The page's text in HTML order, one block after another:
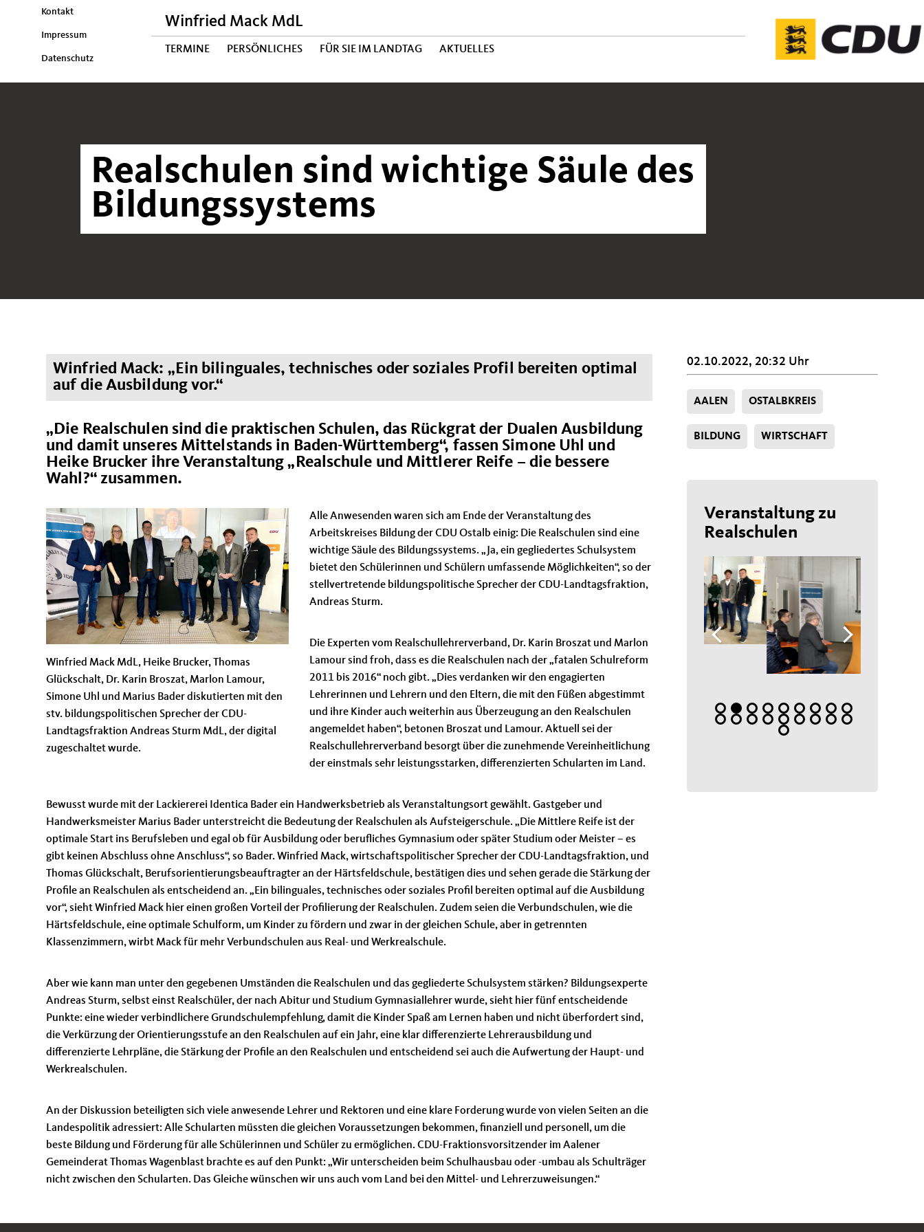
Kontakt
Impressum
Datenschutz
Winfried Mack MdL
TERMINE PERSÖNLICHES FÜR SIE IM LANDTAG AKTUELLES
Realschulen sind wichtige Säule des
Bildungssystems
Winfried Mack: „Ein bilinguales, technisches oder soziales Profil bereiten optimal
auf die Ausbildung vor.“
Die Realschulen sind die praktischen Schulen, das Rückgrat der Dualen Ausbildung
und damit unseres Mittelstands in Baden-Württemberg“, fassen Simone Uhl und
Heike Brucker ihre Veranstaltung „Realschule und Mittlerer Reife – die bessere
Wahl?“ zusammen.
Winfried Mack MdL, Heike Brucker, Thomas
Glückschalt, Dr. Karin Broszat, Marlon Lamour,
Simone Uhl und Marius Bader diskutierten mit den
stv. bildungspolitischen Sprecher der CDU-
Landtagsfraktion Andreas Sturm MdL, der digital
zugeschaltet wurde.
Alle Anwesenden waren sich am Ende der Veranstaltung des
Arbeitskreises Bildung der CDU Ostalb einig: Die Realschulen sind eine
wichtige Säule des Bildungssystems. „Ja, ein gegliedertes Schulsystem
bietet den Schülerinnen und Schülern umfassende Möglichkeiten“, so der
stellvertretende bildungspolitische Sprecher der CDU-Landtagsfraktion,
Andreas Sturm.
Die Experten vom Realschullehrerverband, Dr. Karin Broszat und Marlon
Lamour sind froh, dass es die Realschulen nach der „fatalen Schulreform
2011 bis 2016“ noch gibt. „Dies verdanken wir den engagierten
Lehrerinnen und Lehrern und den Eltern, die mit den Füßen abgestimmt
und ihre Kinder auch weiterhin aus Überzeugung an den Realschulen
angemeldet haben“, betonen Broszat und Lamour. Aktuell sei der
Realschullehrerverband besorgt über die zunehmende Vereinheitlichung
der einstmals sehr leistungsstarken, differenzierten Schularten im Land.
Bewusst wurde mit der Lackiererei Identica Bader ein Handwerksbetrieb als Veranstaltungsort gewählt. Gastgeber und
Handwerksmeister Marius Bader unterstreicht die Bedeutung der Realschulen als Aufsteigerschule. „Die Mittlere Reife ist der
optimale Start ins Berufsleben und egal ob für Ausbildung oder berufliches Gymnasium oder später Studium oder Meister – es
gibt keinen Abschluss ohne Anschluss“, so Bader. Winfried Mack, wirtschaftspolitischer Sprecher der CDU-Landtagsfraktion, und
Thomas Glückschalt, Berufsorientierungsbeauftragter an der Härtsfeldschule, bestätigen dies und sehen gerade die Stärkung der
Profile an Realschulen als entscheidend an. „Ein bilinguales, technisches oder soziales Profil bereiten optimal auf die Ausbildung
vor“, sieht Winfried Mack hier einen großen Vorteil der Profilierung der Realschulen. Zudem seien die Verbundschulen, wie die
Härtsfeldschule, eine optimale Schulform, um Kinder zu fördern und zwar in der gleichen Schule, aber in getrennten
Klassenzimmern, wirbt Mack für mehr Verbundschulen aus Real- und Werkrealschule.
Aber wie kann man unter den gegebenen Umständen die Realschulen und das gegliederte Schulsystem stärken? Bildungsexperte
Andreas Sturm, selbst einst Realschüler, der nach Abitur und Studium Gymnasiallehrer wurde, sieht hier fünf entscheidende
Punkte: eine wieder verbindlichere Grundschulempfehlung, damit die Kinder Spaß am Lernen haben und nicht überfordert sind,
die Verkürzung der Orientierungsstufe an den Realschulen auf ein Jahr, eine klar differenzierte Lehrerausbildung und
differenzierte Lehrpläne, die Stärkung der Profile an den Realschulen und entscheidend sei auch die Aufwertung der Haupt- und
Werkrealschulen.
An der Diskussion beteiligten sich viele anwesende Lehrer und Rektoren und eine klare Forderung wurde von vielen Seiten an die
Landespolitik adressiert: Alle Schularten müssten die gleichen Voraussetzungen bekommen, finanziell und personell, um die
beste Bildung und Förderung für alle Schülerinnen und Schüler zu ermöglichen. CDU-Fraktionsvorsitzender im Aalener
Gemeinderat Thomas Wagenblast brachte es auf den Punkt: „Wir unterscheiden beim Schulhausbau oder -umbau als Schulträger
nicht zwischen den Schularten. Das Gleiche wünschen wir uns auch vom Land bei den Mittel- und Lehrerzuweisungen.“
02.10.2022, 20:32 Uhr
AALEN OSTALBKREIS
BILDUNG WIRTSCHAFT
Veranstaltung zu
Realschulen